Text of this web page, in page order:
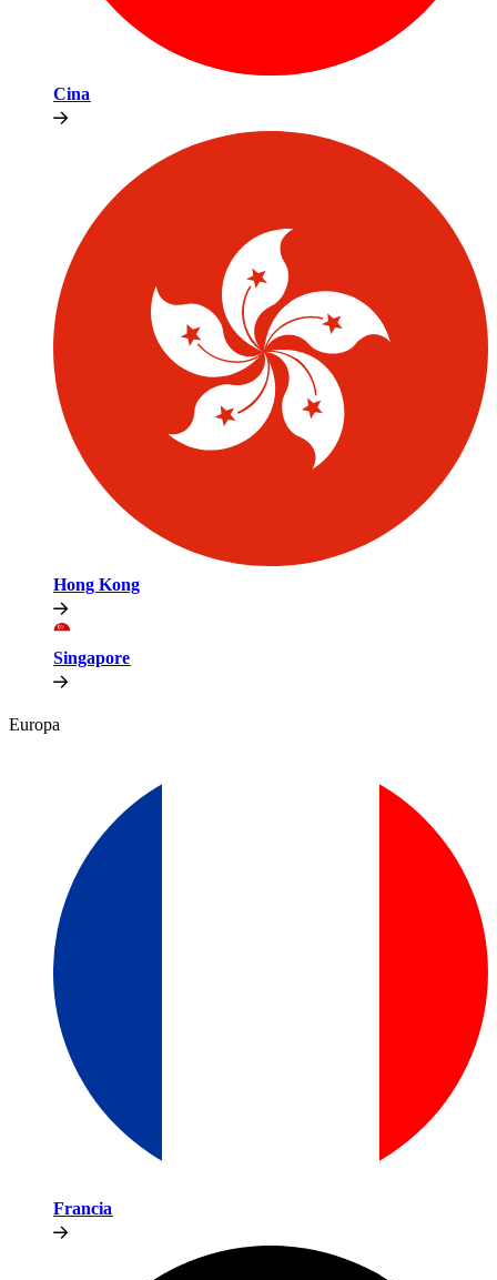
Cina​​
Hong Kong​​
Singapore​​
Europa​​
Francia​​